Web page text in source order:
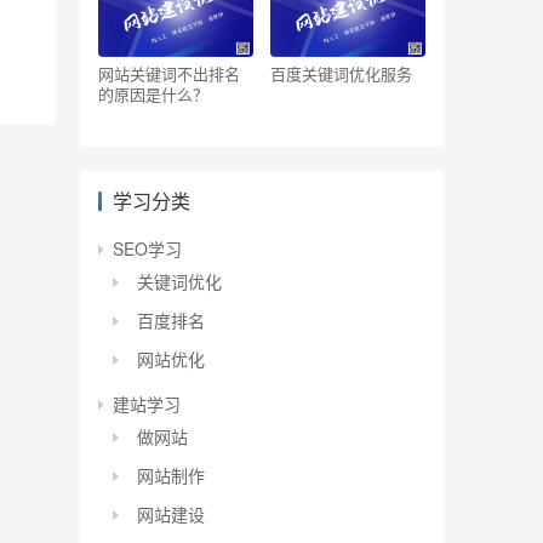
网站关键词不出排名
的原因是什么？
百度关键词优化服务
学习分类
SEO学习
关键词优化
百度排名
网站优化
建站学习
做网站
网站制作
网站建设